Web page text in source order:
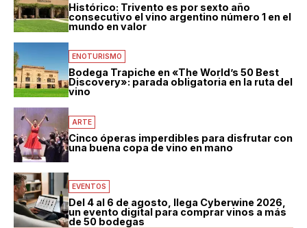
Histórico: Trivento es por sexto año
consecutivo el vino argentino número 1 en el
mundo en valor
ENOTURISMO
Bodega Trapiche en «The World’s 50 Best
Discovery»: parada obligatoria en la ruta del
vino
ARTE
Cinco óperas imperdibles para disfrutar con
una buena copa de vino en mano
EVENTOS
Del 4 al 6 de agosto, llega Cyberwine 2026,
un evento digital para comprar vinos a más
de 50 bodegas